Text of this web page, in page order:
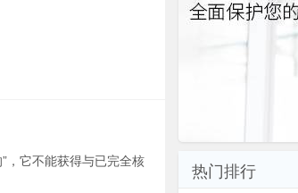
它不能获得与已完全核
热门排行